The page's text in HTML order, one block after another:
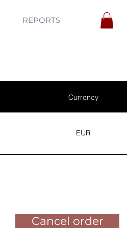
REPORTS
Currency
EUR
Cancel order